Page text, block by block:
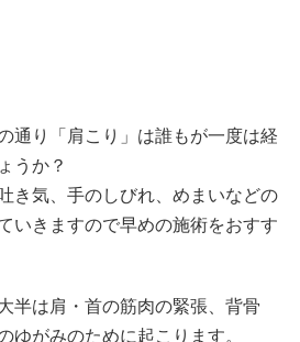
うか？
いきますので早めの施術をおすす
半は肩・首の筋肉の緊張、背骨
ゆがみのために起こります。